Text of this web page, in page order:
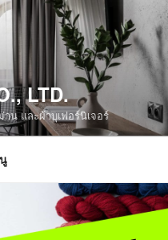
LTD.
าน และผ้าบุเฟอร์นิเจอร์